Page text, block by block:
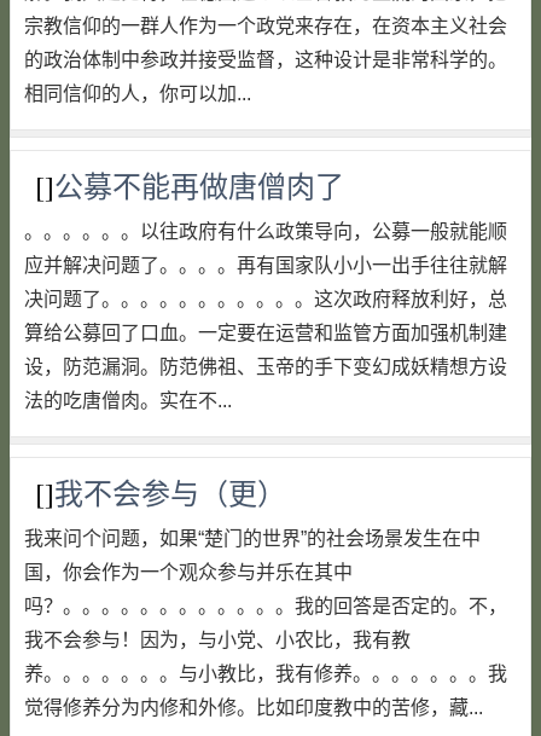
宗教信仰的一群人作为一个政党来存在，在资本主义社会
的政治体制中参政并接受监督，这种设计是非常科学的。
相同信仰的人，你可以加...
[]公募不能再做唐僧肉了
。。。。。。以往政府有什么政策导向，公募一般就能顺
应并解决问题了。。。。再有国家队小小一出手往往就解
决问题了。。。。。。。。。。。这次政府释放利好，总
算给公募回了口血。一定要在运营和监管方面加强机制建
设，防范漏洞。防范佛祖、玉帝的手下变幻成妖精想方设
法的吃唐僧肉。实在不...
[]我不会参与（更）
我来问个问题，如果“楚门的世界”的社会场景发生在中
国，你会作为一个观众参与并乐在其中
吗？。。。。。。。。。。。。我的回答是否定的。不，
我不会参与！因为，与小党、小农比，我有教
养。。。。。。。与小教比，我有修养。。。。。。。我
觉得修养分为内修和外修。比如印度教中的苦修，藏...